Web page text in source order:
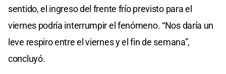
sentido, el ingreso del frente frío previsto para el
viernes podría interrumpir el fenómeno. “Nos daría un
leve respiro entre el viernes y el fin de semana”,
concluyó.